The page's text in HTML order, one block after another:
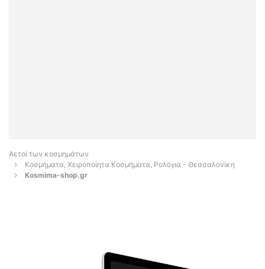
Αετοί των κοσμημάτων
Κοσμήματα, Χειροποίητα Κοσμήματα, Ρολόγια - Θεσσαλονίκη
Kosmima-shop.gr